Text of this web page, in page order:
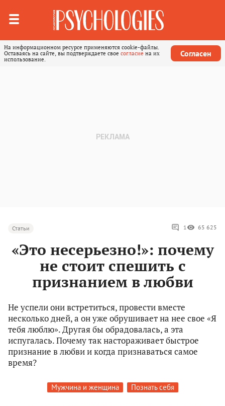
На информационном ресурсе применяются cookie-файлы.
Оставаясь на сайте, вы подтверждаете свое согласие на их
использование.
Согласен
Статьи 1 65 625
«Это несерьезно!»: почему
не стоит спешить с
признанием в любви
Не успели они встретиться, провести вместе
несколько дней, а он уже обрушивает на нее свое «Я
тебя люблю». Другая бы обрадовалась, а эта
испугалась. Почему так настораживает быстрое
признание в любви и когда признаваться самое
время?
Мужчина и женщина Познать себя